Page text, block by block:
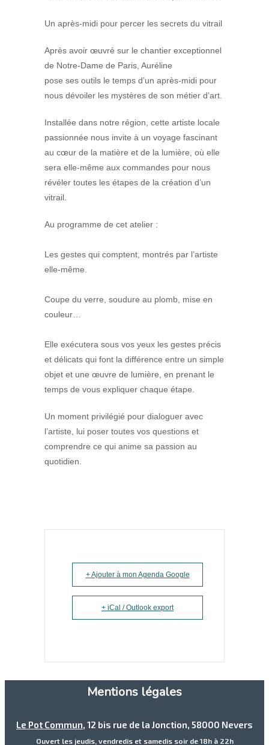
Un après-midi pour percer les secrets du vitrail
Après avoir œuvré sur le chantier exceptionnel
de Notre-Dame de Paris, Auréline
pose ses outils le temps d’un après-midi pour
nous dévoiler les mystères de son métier d’art.
Installée dans notre région, cette artiste locale
passionnée nous invite à un voyage fascinant
au cœur de la matière et de la lumière, où elle
sera elle-même aux commandes pour nous
révéler toutes les étapes de la création d’un
vitrail.
Au programme de cet atelier :
Les gestes qui comptent, montrés par l’artiste
elle-même.
Coupe du verre, soudure au plomb, mise en
couleur…
Elle exécutera sous vos yeux les gestes précis
et délicats qui font la différence entre un simple
objet et une œuvre de lumière, en prenant le
temps de vous expliquer chaque étape.
Un moment privilégié pour dialoguer avec
l’artiste, lui poser toutes vos questions et
comprendre ce qui anime sa passion au
quotidien.
+ Ajouter à mon Agenda Google
+ iCal / Outlook export
Mentions légales
Le Pot Commun, 12 bis rue de la Jonction, 58000 Nevers
Ouvert les jeudis, vendredis et samedis soir de 18h à 22h